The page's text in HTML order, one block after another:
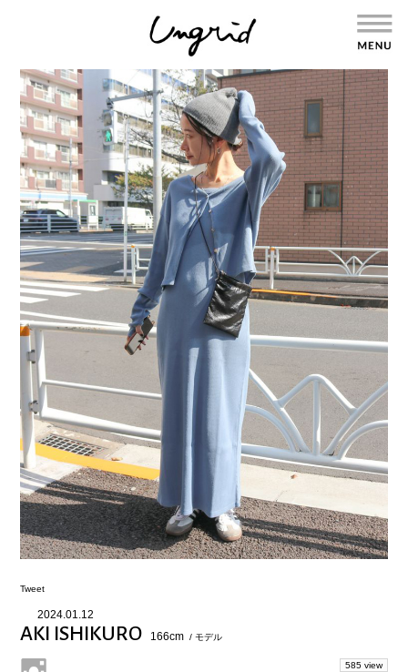
Tweet
2024.01.12
AKI ISHIKURO 166cm / モデル
585 view